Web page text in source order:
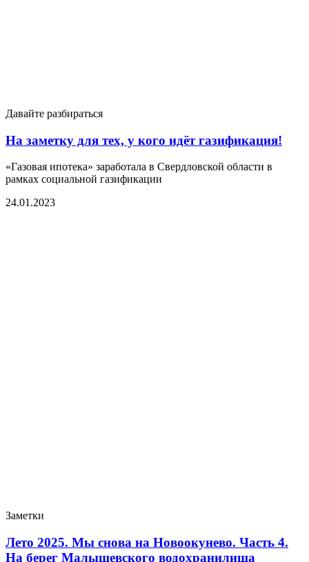
Давайте разбираться
На заметку для тех, у кого идёт газификация!
«Газовая ипотека» заработала в Свердловской области в
рамках социальной газификации
24.01.2023
Заметки
Лето 2025. Мы снова на Новоокунево. Часть 4.
На берег Малышевского водохранилища